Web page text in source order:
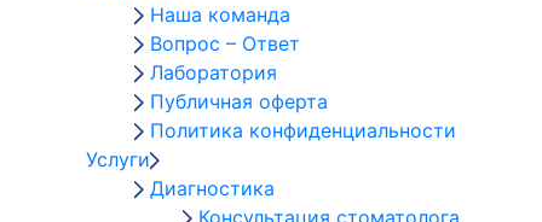
Наша команда
Вопрос – Ответ
Лаборатория
Публичная оферта
Политика конфиденциальности
Услуги
Диагностика